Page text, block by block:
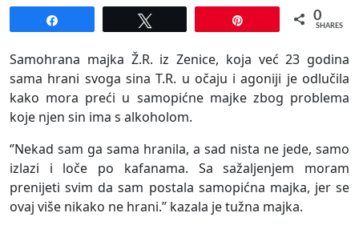
0
SHARES
Samohrana majka Ž.R. iz Zenice, koja već 23 godina
sama hrani svoga sina T.R. u očaju i agoniji je odlučila
kako mora preći u samopićne majke zbog problema
koje njen sin ima s alkoholom.
‘’Nekad sam ga sama hranila, a sad nista ne jede, samo
izlazi i loče po kafanama. Sa sažaljenjem moram
prenijeti svim da sam postala samopićna majka, jer se
ovaj više nikako ne hrani.’’ kazala je tužna majka.